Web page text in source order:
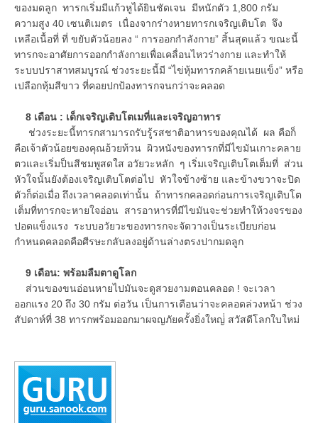
ของมดลูก ทารกเริ่มมีแก้วหูได้ยินชัดเจน มีหนักตัว 1,800 กรัม
ความสูง 40 เซนติเมตร เนื่องจากร่างหายทารกเจริญเติบโต จึง
เหลือเนื้อที่ ที่ ขยับตัวน้อยลง “ การออกกำลังกาย” สิ้นสุดแล้ว ขณะนี้
ทารกจะอาศัยการออกกำลังกายเพื่อเคลื่อนไหวร่างกาย และทำให้
ระบบปราสาทสมบูรณ์ ช่วงระยะนี้มี “ไข่หุ้มทารกคล้ายเนยแข็ง” หรือ
เปลือกหุ้มสีขาว ที่คอยปกป้องทารกจนกว่าจะคลอด
8 เดือน : เด็กเจริญเติบโตเมที่และเจริญอาหาร
ช่วงระยะนี้ทารกสามารถรับรู้รสชาติอาหารของคุณได้ ผล คือก็
คือเจ้าตัวน้อยของคุณอ้วยท้วน ผิวหนังของทารกที่มีไขมันเกาะคลาย
ตวและเริ่มป็นสีชมพูสดใส อวัยวะหลัก ๆ เริ่มเจริญเติบโตเต็มที่ ส่วน
หัวใจนั้นยังต้องเจริญเติบโตต่อไป หัวใจข้างซ้าย และข้างขวาจะปิด
ตัวก็ต่อเมื่อ ถึงเวลาคลอดเท่านั้น ถ้าทารกคลอดก่อนการเจริญเติบโต
เต็มที่ทารกจะหายใจอ่อน สารอาหารที่มีไขมันจะช่วยทำให้วงจรของ
ปอดแข็งแรง ระบบอวัยวะของทารกจะจัดวางเป็นระเบียบก่อน
กำหนดคลอดคือศีรษะกลับลงอยู่ด้านล่างตรงปากมดลูก
9 เดือน: พร้อมลืมตาดูโลก
ส่วนของขนอ่อนหายไปมันจะดูสวยงามตอนคลอด ! จะเวลา
ออกแรง 20 ถึง 30 กรัม ต่อวัน เป็นการเตือนว่าจะคลอดล่วงหน้า ช่วง
สัปดาห์ที่ 38 ทารกพร้อมออกมาผจญภัยครั้งยิ่งใหญ่่ สวัสดีโลกใบใหม่